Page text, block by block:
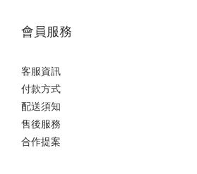
會員服務
客服資訊
付款方式
配送須知
售後服務
合作提案